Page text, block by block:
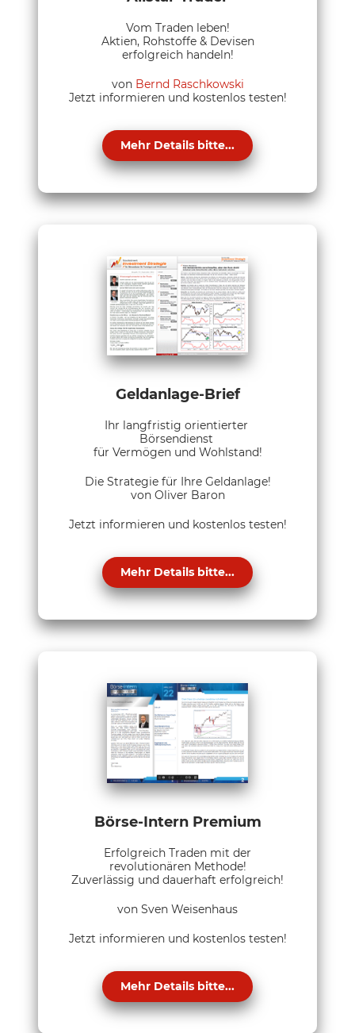
Vom Traden leben!
Aktien, Rohstoffe & Devisen
erfolgreich handeln!
von Bernd Raschkowski
Jetzt informieren und kostenlos testen!
Mehr Details bitte...
Geldanlage-Brief
Ihr langfristig orientierter
Börsendienst
für Vermögen und Wohlstand!
Die Strategie für Ihre Geldanlage!
von Oliver Baron
Jetzt informieren und kostenlos testen!
Mehr Details bitte...
Börse-Intern Premium
Erfolgreich Traden mit der
revolutionären Methode!
Zuverlässig und dauerhaft erfolgreich!
von Sven Weisenhaus
Jetzt informieren und kostenlos testen!
Mehr Details bitte...